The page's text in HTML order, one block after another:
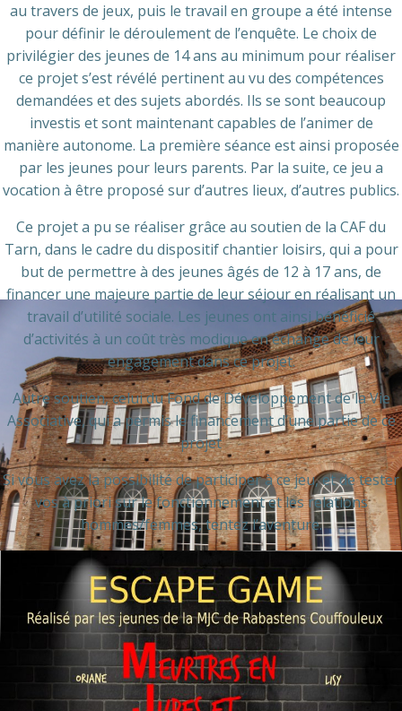
au travers de jeux, puis le travail en groupe a été intense
pour définir le déroulement de l’enquête. Le choix de
privilégier des jeunes de 14 ans au minimum pour réaliser
ce projet s’est révélé pertinent au vu des compétences
demandées et des sujets abordés. Ils se sont beaucoup
investis et sont maintenant capables de l’animer de
manière autonome. La première séance est ainsi proposée
par les jeunes pour leurs parents. Par la suite, ce jeu a
vocation à être proposé sur d’autres lieux, d’autres publics.
Ce projet a pu se réaliser grâce au soutien de la CAF du
Tarn, dans le cadre du dispositif chantier loisirs, qui a pour
but de permettre à des jeunes âgés de 12 à 17 ans, de
financer une majeure partie de leur séjour en réalisant un
travail d’utilité sociale. Les jeunes ont ainsi bénéficié
d’activités à un coût très modique en échange de leur
engagement dans ce projet.
Autre soutien, celui du Fond de Développement de la Vie
Associative, qui a permis le financement d’une partie de ce
projet
Si vous avez la possibilité de participer à ce jeu, et de tester
vos à priori sur le fonctionnement et les relations
hommes/femmes, tentez l’aventure.